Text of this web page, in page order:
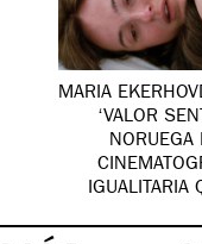
MARIA
‘VALOR
NORUEGA
IGUALITARIA